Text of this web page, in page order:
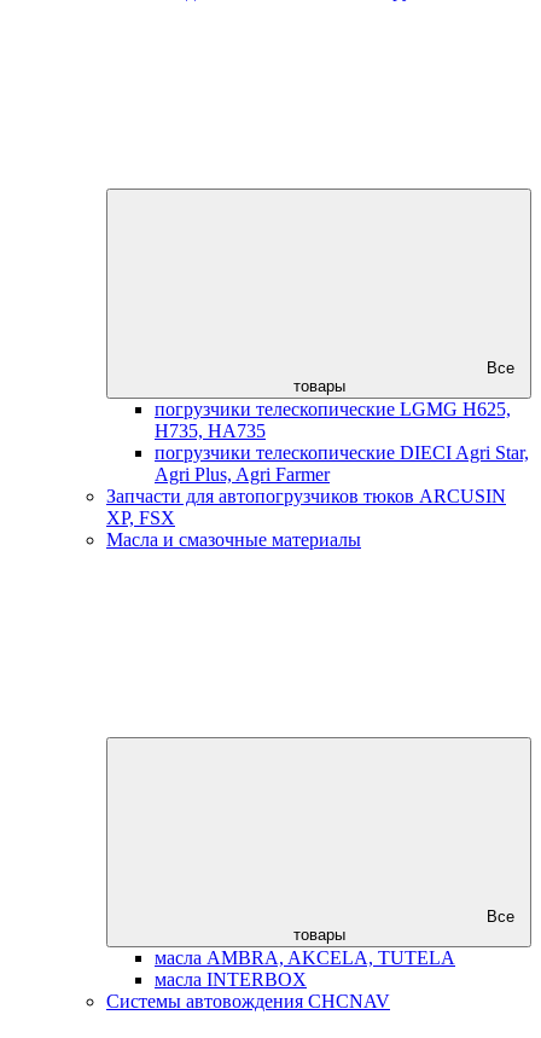
Все
товары
погрузчики телескопические LGMG H625,
H735, HA735
погрузчики телескопические DIECI Agri Star,
Agri Plus, Agri Farmer
Запчасти для автопогрузчиков тюков ARCUSIN
XP, FSX
Масла и смазочные материалы
Все
товары
масла AMBRA, AKCELA, TUTELA
масла INTERBOX
Системы автовождения CHCNAV